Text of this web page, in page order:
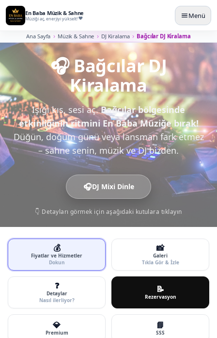
En Baba Müzik & Sahne
Müziği aç, enerjiyi yükselt! Menü
Ana Sayfa Müzik & Sahne DJ Kiralama Bağcılar DJ Kiralama
🎧 Bağcılar DJ
Kiralama
Işığı kıs, sesi aç.Bağcılar bölgesinde
etkinliğinin ritmini En Baba Müziğe bırak!
Düğün, doğum günü veya lansman fark etmez
– sahne senin, müzik ve DJ bizden.
🎧DJ Mixi Dinle
👇 Detayları görmek için aşağıdaki kutulara tıklayın
💰
Fiyatlar ve Hizmetler
Dokun
📸
Galeri
Tıkla Gör & İzle
❓
Detaylar
Nasıl ilerliyor?
📝
Rezervasyon
💎
Premium
📘
SSS